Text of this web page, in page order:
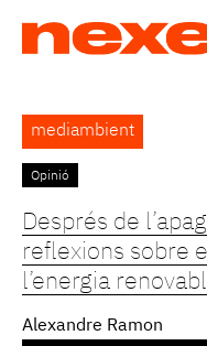
Back
to
top
mediambient
Opinió
Després de
reflexions sobre
l’energia
Alexandre Ramon
Pàgines